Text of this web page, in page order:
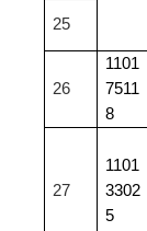
25
26
1101
7511
8
27
1101
3302
5